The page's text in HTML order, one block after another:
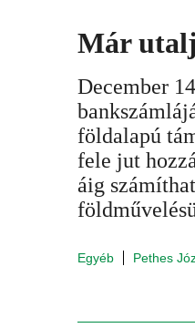
Már
December
földalapú
fele jut
áig
Egyéb Pethes